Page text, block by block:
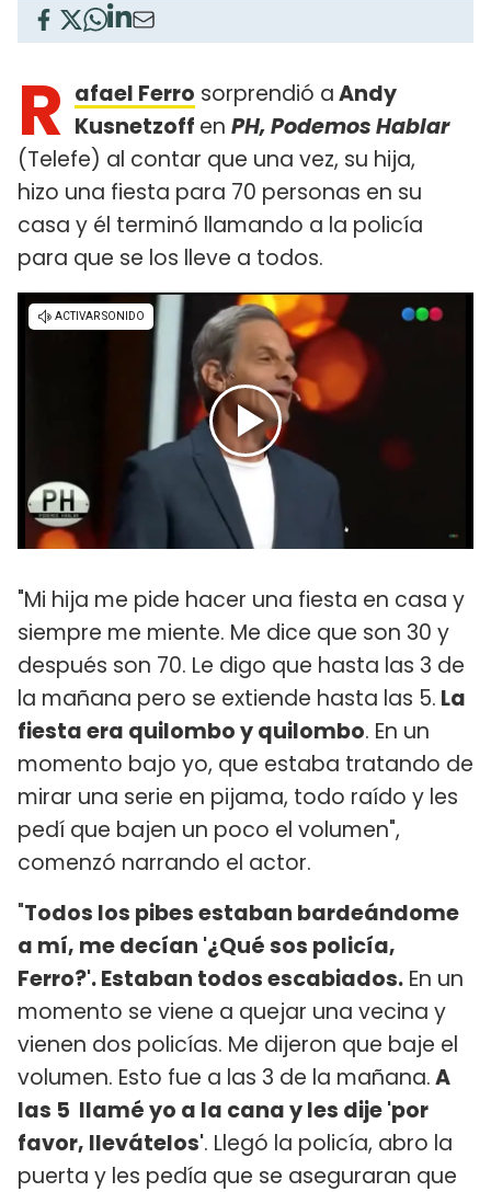
R afael Ferro sorprendió aAndy
Kusnetzoff en PH, Podemos Hablar
(Telefe) al contar que una vez, su hija,
hizo una fiesta para 70 personas en su
casa y él terminó llamando a la policía
para que se los lleve a todos.
"Mi hija me pide hacer una fiesta en casa y
siempre me miente. Me dice que son 30 y
después son 70. Le digo que hasta las 3 de
la mañana pero se extiende hasta las 5. La
fiesta era quilombo y quilombo. En un
momento bajo yo, que estaba tratando de
mirar una serie en pijama, todo raído y les
pedí que bajen un poco el volumen",
comenzó narrando el actor.
"Todos los pibes estaban bardeándome
a mí, me decían '¿Qué sos policía,
Ferro?'. Estaban todos escabiados. En un
momento se viene a quejar una vecina y
vienen dos policías. Me dijeron que baje el
volumen. Esto fue a las 3 de la mañana.A
las 5 llamé yo a la cana y les dije 'por
favor, llevátelos'. Llegó la policía, abro la
puerta y les pedía que se aseguraran que